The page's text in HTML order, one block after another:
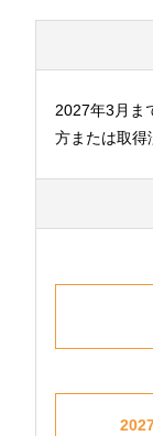
2027年3月ま
方または取得